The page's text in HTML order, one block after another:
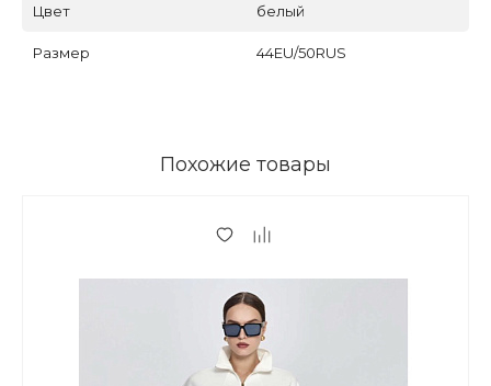
Цвет белый
Размер 44EU/50RUS
Похожие товары